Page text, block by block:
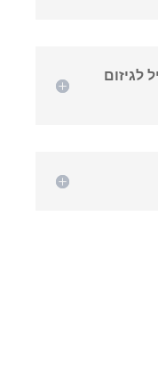
לגיזום